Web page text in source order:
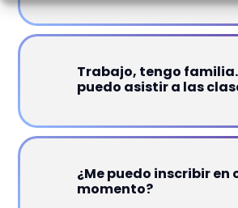
Trabajo, tengo
puedo asistir a las
¿Me puedo inscribir en
momento?